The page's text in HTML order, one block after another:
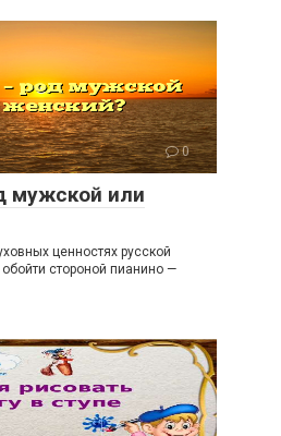
0
мужской или
ценностях русской
стороной пианино —